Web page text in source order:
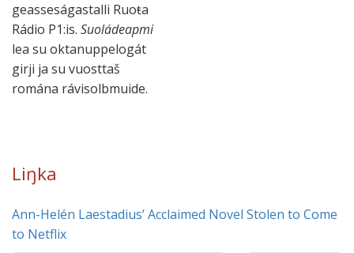
geasse­ságas­talli Ruoŧa
Rádio P1:is. Suoládeapmi
lea su okta­nuppe­logát
girji ja su vuost­taš
romána rávis­olbmuide.
Liŋka
Ann-Helén Laestadius’ Acclaimed Novel Stolen to Come
to Netflix